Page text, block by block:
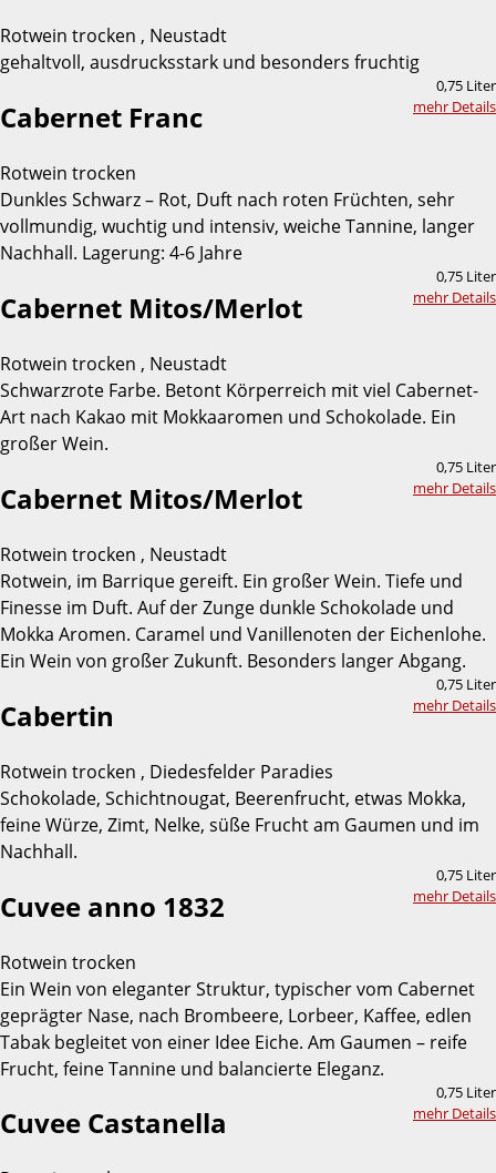
Rotwein trocken , Neustadt
gehaltvoll, ausdrucksstark und besonders fruchtig
0,75 Liter
mehr Details
Cabernet Franc
Rotwein trocken
Dunkles Schwarz – Rot, Duft nach roten Früchten, sehr
vollmundig, wuchtig und intensiv, weiche Tannine, langer
Nachhall. Lagerung: 4-6 Jahre
0,75 Liter
mehr Details
Cabernet Mitos/Merlot
Rotwein trocken , Neustadt
Schwarzrote Farbe. Betont Körperreich mit viel Cabernet-
Art nach Kakao mit Mokkaaromen und Schokolade. Ein
großer Wein.
0,75 Liter
mehr Details
Cabernet Mitos/Merlot
Rotwein trocken , Neustadt
Rotwein, im Barrique gereift. Ein großer Wein. Tiefe und
Finesse im Duft. Auf der Zunge dunkle Schokolade und
Mokka Aromen. Caramel und Vanillenoten der Eichenlohe.
Ein Wein von großer Zukunft. Besonders langer Abgang.
0,75 Liter
mehr Details
Cabertin
Rotwein trocken , Diedesfelder Paradies
Schokolade, Schichtnougat, Beerenfrucht, etwas Mokka,
feine Würze, Zimt, Nelke, süße Frucht am Gaumen und im
Nachhall.
0,75 Liter
mehr Details
Cuvee anno 1832
Rotwein trocken
Ein Wein von eleganter Struktur, typischer vom Cabernet
geprägter Nase, nach Brombeere, Lorbeer, Kaffee, edlen
Tabak begleitet von einer Idee Eiche. Am Gaumen – reife
Frucht, feine Tannine und balancierte Eleganz.
0,75 Liter
mehr Details
Cuvee Castanella